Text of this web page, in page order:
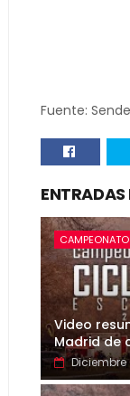
Fuente:
Video
Madrid de
Diciembre